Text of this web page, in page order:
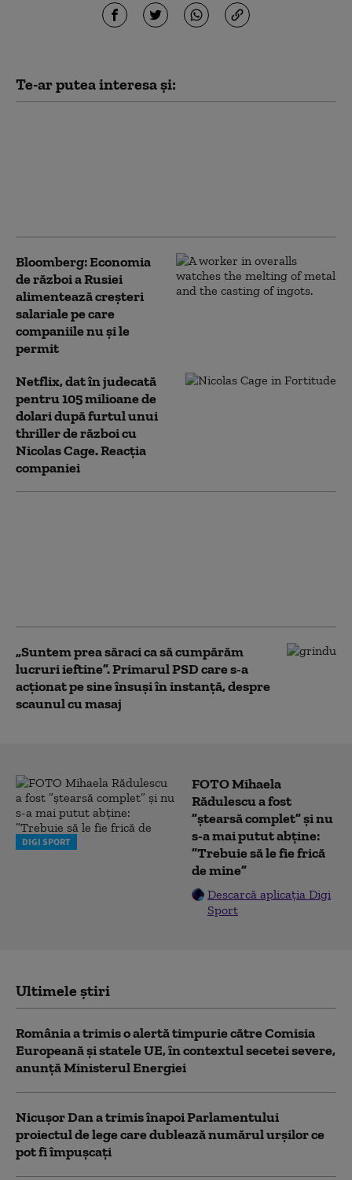
Te-ar putea interesa și:
Bloomberg: Economia
de război a Rusiei
alimentează creşteri
salariale pe care
companiile nu şi le
permit
Netflix, dat în judecată
pentru 105 milioane de
dolari după furtul unui
thriller de război cu
Nicolas Cage. Reacția
companiei
„Suntem prea săraci ca să cumpărăm
lucruri ieftine”. Primarul PSD care s-a
acționat pe sine însuși în instanță, despre
scaunul cu masaj
DIGI SPORT
FOTO Mihaela
Rădulescu a fost
”ștearsă complet” și nu
s-a mai putut abține:
”Trebuie să le fie frică
de mine”
Descarcă aplicația Digi
Sport
Ultimele știri
România a trimis o alertă timpurie către Comisia
Europeană și statele UE, în contextul secetei severe,
anunță Ministerul Energiei
Nicușor Dan a trimis înapoi Parlamentului
proiectul de lege care dublează numărul urșilor ce
pot fi împușcați